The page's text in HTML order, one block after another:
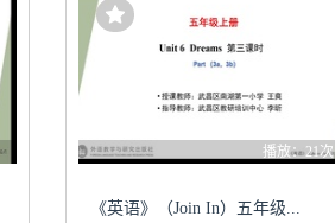
播放：21次
《英语》（Join In）五年级...